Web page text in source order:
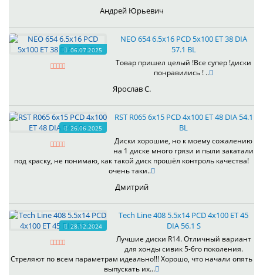
Андрей Юрьевич
06.07.2025
NEO 654 6.5x16 PCD 5x100 ET 38 DIA
57.1 BL
Товар пришел целый !Все супер !диски
понравились ! ..
Ярослав С.
26.06.2025
RST R065 6x15 PCD 4x100 ET 48 DIA 54.1
BL
Диски хорошие, но к моему сожалению
на 1 диске много грязи и пыли закатали
под краску, не понимаю, как такой диск прошёл контроль качества!
очень таки..
Дмитрий
28.12.2024
Tech Line 408 5.5x14 PCD 4x100 ET 45
DIA 56.1 S
Лучшие диски R14. Отличный вариант
для хонды сивик 5-6го поколения.
Стреляют по всем параметрам идеально!!! Хорошо, что начали опять
выпускать их...